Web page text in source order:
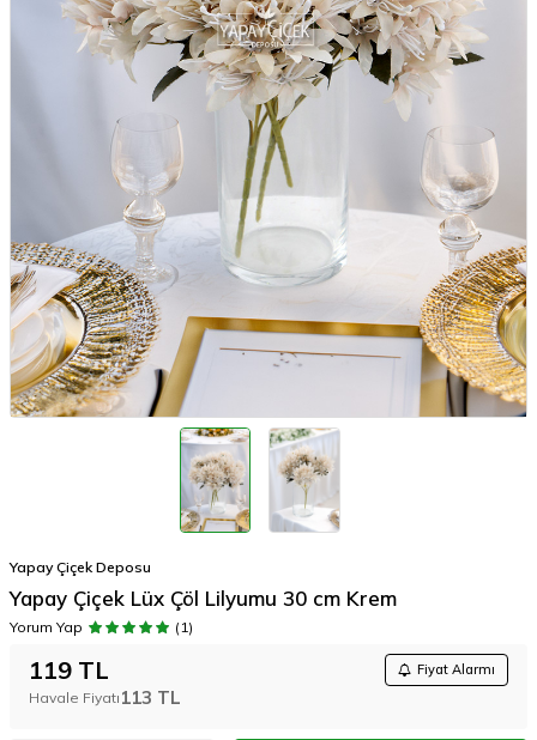
Yapay Çiçek Deposu
Yapay Çiçek Lüx Çöl Lilyumu 30 cm Krem
Yorum Yap (1)
119 TL Fiyat Alarmı
Havale Fiyatı 113 TL